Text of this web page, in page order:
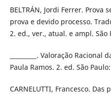
BELTRÁN, Jordi Ferrer. Prova
prova e devido processo.
2. ed., ver., atual. e ampl. São
_________. Valoração
Paula Ramos. 2. ed. São
CARNELUTTI, Francesco.